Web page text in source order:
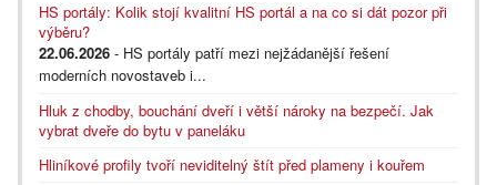
HS portály: Kolik stojí kvalitní HS portál a na co si dát pozor při
výběru?
22.06.2026 - HS portály patří mezi nejžádanější řešení
moderních novostaveb i...
Hluk z chodby, bouchání dveří i větší nároky na bezpečí. Jak
vybrat dveře do bytu v paneláku
Hliníkové profily tvoří neviditelný štít před plameny i kouřem